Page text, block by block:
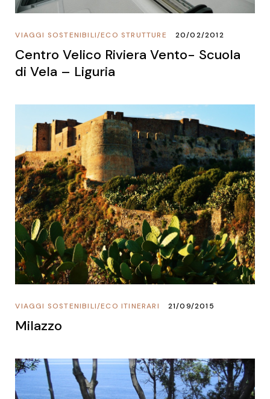
ECO STRUTTURE
/
VIAGGI SOSTENIBILI 20/02/2012
Centro Velico Riviera Vento- Scuola
di Vela – Liguria
ECO ITINERARI
/
VIAGGI SOSTENIBILI 21/09/2015
Milazzo